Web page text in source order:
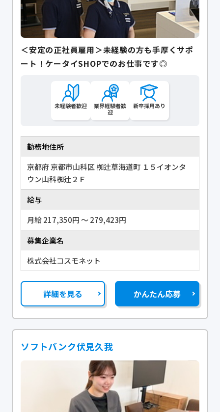
＜安定の正社員雇用＞未経験の方も手厚くサポ
ート！ケータイSHOPでのお仕事です◎
未経験者歓迎
業界経験者歓
迎
新卒採用あり
勤務地住所
京都府 京都市山科区 椥辻草海道町 １５イオンタ
ウン山科椥辻２Ｆ
給与
月給 217,350円 〜 279,423円
募集企業名
株式会社コスモネット
詳細を見る かんたん応募
ソフトバンク伏見久我